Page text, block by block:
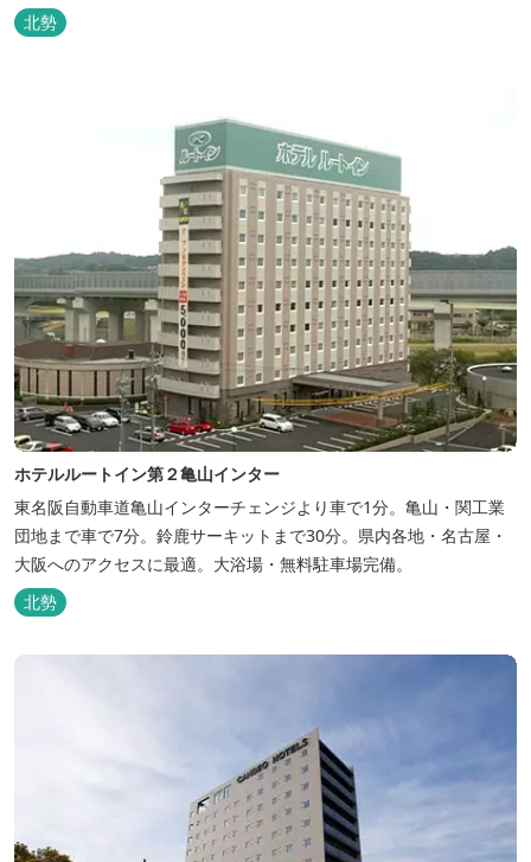
場・無料平面駐車場89台完備。
北勢
ホテルルートイン第２亀山インター
東名阪自動車道亀山インターチェンジより車で1分。亀山・関工業
団地まで車で7分。鈴鹿サーキットまで30分。県内各地・名古屋・
大阪へのアクセスに最適。大浴場・無料駐車場完備。
北勢